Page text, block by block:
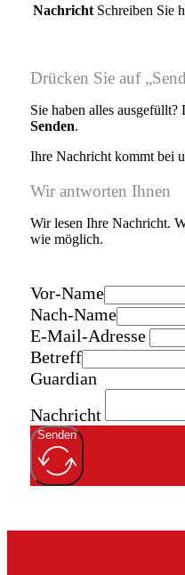
Nachricht Schreiben Sie
Drücken Sie auf
Sie haben alles
Senden.
Ihre Nachricht kommt bei
Wir antworten Ihnen
Wir lesen Ihre Nachricht.
wie möglich.
Vor-Name
Nach-Name
E-Mail-Adresse
Betreff
Guardian
Nachricht
Senden